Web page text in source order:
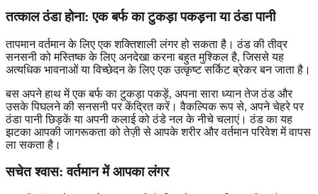
तत्काल ठंडा होना:एक बर्फ का टुकड़ा पकड़नाया ठंडा पानी
तापमान वर्तमान के लिए एक शक्तिशाली लंगर हो सकता है। ठंड की तीव्र
सनसनी को मस्तिष्क के लिए अनदेखा करना बहुत मुश्किल है, जिससे यह
अत्यधिक भावनाओं या विच्छेदन के लिए एक उत्कृष्ट सर्किट ब्रेकर बन जाता है।
बस अपने हाथ में एक बर्फ का टुकड़ा पकड़ें, अपना सारा ध्यान तेज ठंड और
उसके पिघलने की सनसनी पर केंद्रित करें। वैकल्पिक रूप से, अपने चेहरे पर
ठंडा पानी छिड़कें या अपनी कलाई को ठंडे नल के नीचे चलाएं। ठंड का यह
झटका आपकी जागरूकता को तेज़ी से आपके शरीर और वर्तमान परिवेश में वापस
ला सकता है।
सचेत श्वास: वर्तमान में आपकालंगर